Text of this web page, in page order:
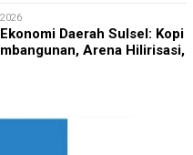
Daerah Sulsel: Kopi
Arena Hilirisasi,